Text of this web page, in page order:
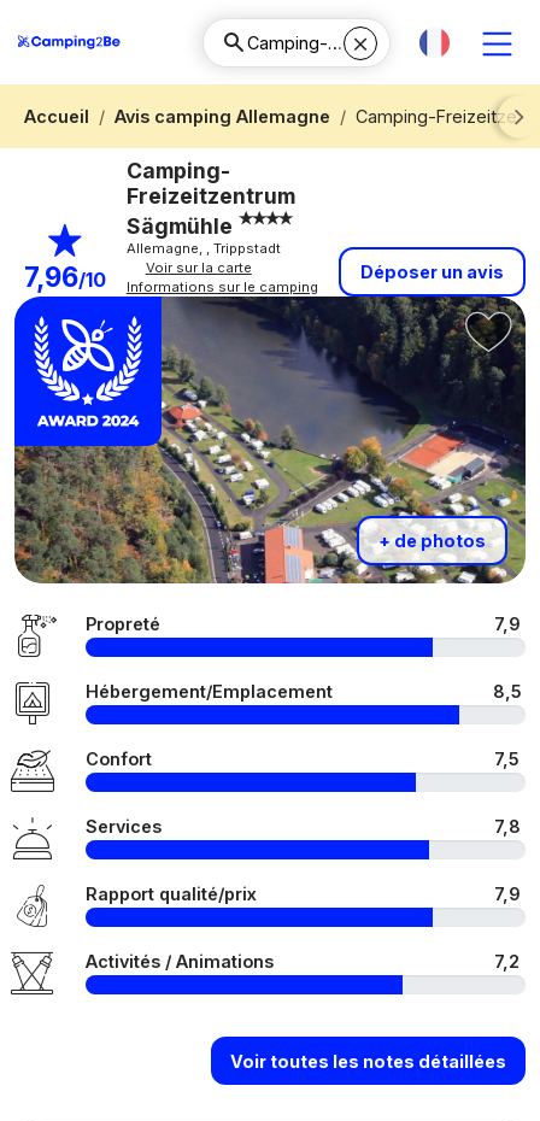
Accueil Avis camping Allemagne
Camping-
Next
7,96/10
Camping-
Freizeitzentrum
Sägmühle
Allemagne, , Trippstadt
Voir sur la carte
Informations sur le camping
Déposer un avis
+ de photos
Propreté 7,9
Hébergement/Emplacement 8,5
Confort 7,5
Services 7,8
Rapport qualité/prix 7,9
Activités / Animations 7,2
Voir toutes les notes détaillées